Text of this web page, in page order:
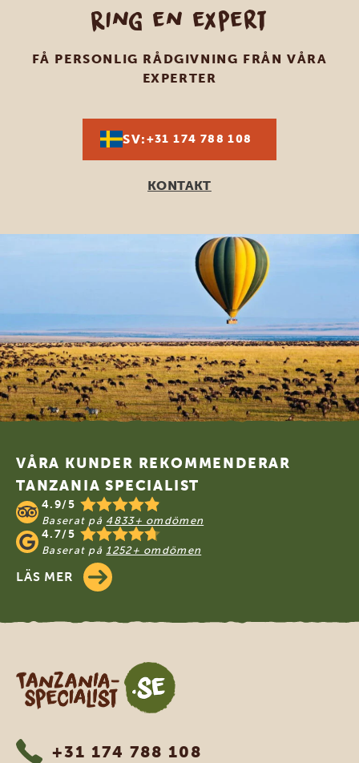
Ring en expert
FÅ PERSONLIG RÅDGIVNING FRÅN VÅRA
EXPERTER
SV:+31 174 788 108
KONTAKT
VÅRA KUNDER REKOMMENDERAR
TANZANIA SPECIALIST
4.9/5
Baserat på 4833+ omdömen
4.7/5
Baserat på1252+ omdömen
LÄS MER
Tanzania Specialist
+31 174 788 108